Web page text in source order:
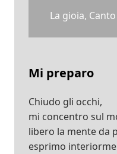
La gioia, Canto
Mi preparo
Chiudo gli occhi,
mi concentro sul
libero la mente da
esprimo